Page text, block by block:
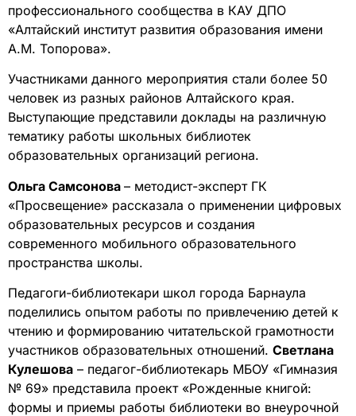
профессионального сообщества в КАУ ДПО
«Алтайский институт развития образования имени
А.М. Топорова».
Участниками данного мероприятия стали более 50
человек из разных районов Алтайского края.
Выступающие представили доклады на различную
тематику работы школьных библиотек
образовательных организаций региона.
Ольга Самсонова – методист-эксперт ГК
«Просвещение» рассказала о применении цифровых
образовательных ресурсов и создания
современного мобильного образовательного
пространства школы.
Педагоги-библиотекари школ города Барнаула
поделились опытом работы по привлечению детей к
чтению и формированию читательской грамотности
участников образовательных отношений. Светлана
Кулешова – педагог-библиотекарь МБОУ «Гимназия
№ 69» представила проект «Рожденные книгой:
формы и приемы работы библиотеки во внеурочной